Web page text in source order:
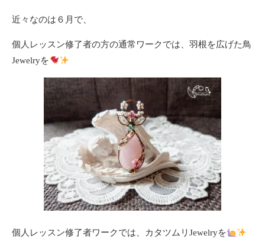
近々なのは６月で、
個人レッスン修了者の方の通常ワークでは、羽根を広げた鳥
Jewelryを
個人レッスン修了者ワークでは、カタツムリJewelryを